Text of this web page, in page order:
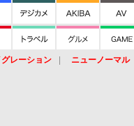
レーション ニューノーマル